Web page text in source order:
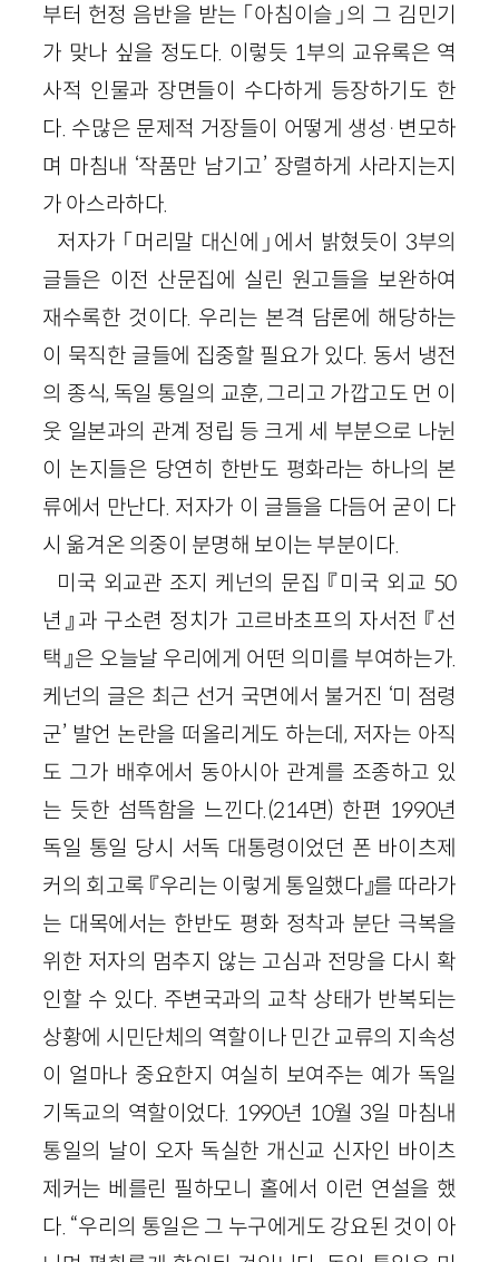
부터 헌정 음반을 받는 「아침이슬」의 그 김민기
가 맞나 싶을 정도다. 이렇듯 1부의 교유록은 역
사적 인물과 장면들이 수다하게 등장하기도 한
다. 수많은 문제적 거장들이 어떻게 생성·변모하
며 마침내 ‘작품만 남기고’ 장렬하게 사라지는지
가 아스라하다.
저자가 「머리말 대신에」에서 밝혔듯이 3부의
글들은 이전 산문집에 실린 원고들을 보완하여
재수록한 것이다. 우리는 본격 담론에 해당하는
이 묵직한 글들에 집중할 필요가 있다. 동서 냉전
의 종식, 독일 통일의 교훈, 그리고 가깝고도 먼 이
웃 일본과의 관계 정립 등 크게 세 부분으로 나뉜
이 논지들은 당연히 한반도 평화라는 하나의 본
류에서 만난다. 저자가 이 글들을 다듬어 굳이 다
시 옮겨온 의중이 분명해 보이는 부분이다.
미국 외교관 조지 케넌의 문집 『미국 외교 50
년』과 구소련 정치가 고르바초프의 자서전 『선
택』은 오늘날 우리에게 어떤 의미를 부여하는가.
케넌의 글은 최근 선거 국면에서 불거진 ‘미 점령
군’ 발언 논란을 떠올리게도 하는데, 저자는 아직
도 그가 배후에서 동아시아 관계를 조종하고 있
는 듯한 섬뜩함을 느낀다.(214면) 한편 1990년
독일 통일 당시 서독 대통령이었던 폰 바이츠제
커의 회고록 『우리는 이렇게 통일했다』를 따라가
는 대목에서는 한반도 평화 정착과 분단 극복을
위한 저자의 멈추지 않는 고심과 전망을 다시 확
인할 수 있다. 주변국과의 교착 상태가 반복되는
상황에 시민단체의 역할이나 민간 교류의 지속성
이 얼마나 중요한지 여실히 보여주는 예가 독일
기독교의 역할이었다. 1990년 10월 3일 마침내
통일의 날이 오자 독실한 개신교 신자인 바이츠
제커는 베를린 필하모니 홀에서 이런 연설을 했
다. “우리의 통일은 그 누구에게도 강요된 것이 아